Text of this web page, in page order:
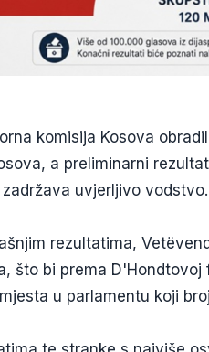
komisija Kosova
a preliminarni
uvjerljivo vodstvo.
rezultatima,
što bi prema
u parlamentu koji